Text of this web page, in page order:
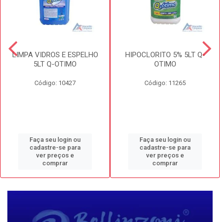
LIMPA VIDROS E ESPELHO
5LT Q-OTIMO
Código: 10427
Faça seu login ou
cadastre-se para
ver preços e
comprar
HIPOCLORITO 5% 5LT Q-
OTIMO
Código: 11265
Faça seu login ou
cadastre-se para
ver preços e
comprar